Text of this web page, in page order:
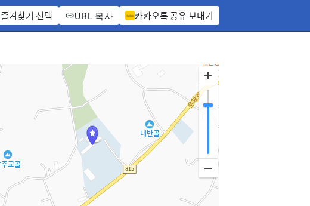
즐겨찾기 선택 URL 복사 카카오톡 공유 보내기